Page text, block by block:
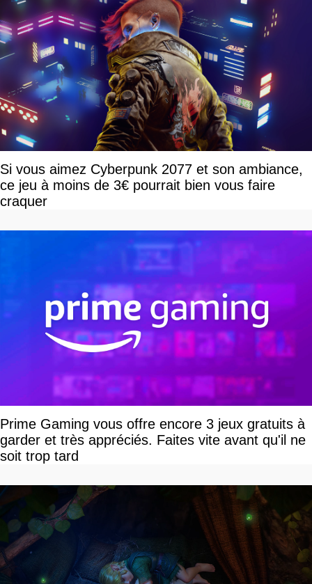
Si vous aimez Cyberpunk 2077 et son ambiance,
ce jeu à moins de 3€ pourrait bien vous faire
craquer
Prime Gaming vous offre encore 3 jeux gratuits à
garder et très appréciés. Faites vite avant qu'il ne
soit trop tard